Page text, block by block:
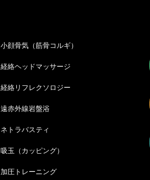
小顔骨気（筋骨コルギ）
経絡ヘッドマッサージ
経絡リフレクソロジー
遠赤外線岩盤浴
ネトラバスティ
吸玉（カッピング）
加圧トレーニング